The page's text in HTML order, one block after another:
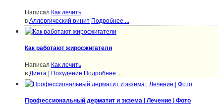
Написал Как лечить
вАллергический ринит Подробнее ...
Как работают жиросжигатели
Написал Как лечить
в Диета | Похудение Подробнее ...
Профессиональный дерматит и экзема | Лечение | Фото